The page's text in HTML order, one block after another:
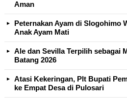
Aman
Peternakan Ayam di Slogohimo
Anak Ayam Mati
Ale dan Sevilla Terpilih sebagai
Batang 2026
Atasi Kekeringan, Plt Bupati
ke Empat Desa di Pulosari